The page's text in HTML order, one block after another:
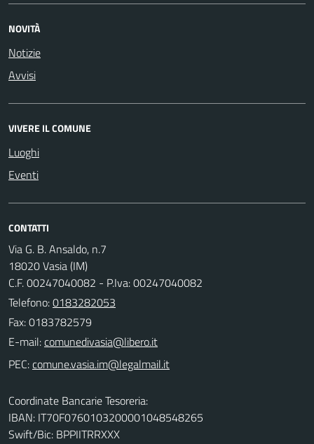
NOVITÀ
Notizie
Avvisi
VIVERE IL COMUNE
Luoghi
Eventi
CONTATTI
Via G. B. Ansaldo, n.7
18020 Vasia (IM)
C.F. 00247040082 - P.Iva: 00247040082
Telefono:0183282053
Fax: 0183782579
E-mail:
PEC:
Coordinate Bancarie Tesoreria:
IBAN: IT70F0760103200001048548265
Swift/Bic: BPPIITRRXXX